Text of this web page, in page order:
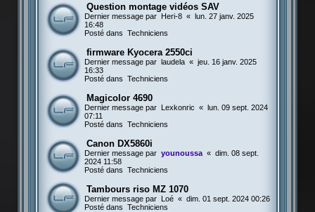
Question montage vidéos SAV
Dernier message par Heri-8 « lun. 27 janv. 2025
16:48
Posté dans Techniciens
firmware Kyocera 2550ci
Dernier message par laudela « jeu. 16 janv. 2025
16:33
Posté dans Techniciens
Magicolor 4690
Dernier message par Lexkonric « lun. 09 sept. 2024
07:11
Posté dans Techniciens
Canon DX5860i
Dernier message par younoussa « dim. 08 sept.
2024 11:58
Posté dans Techniciens
Tambours riso MZ 1070
Dernier message par Loé « dim. 01 sept. 2024 00:26
Posté dans Techniciens